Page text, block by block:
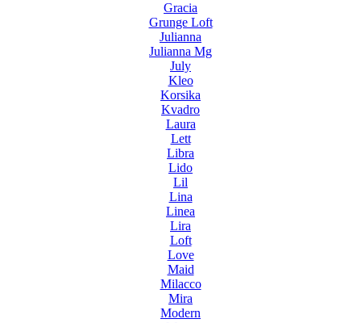
Gracia
Grunge Loft
Julianna
Julianna Mg
July
Kleo
Korsika
Kvadro
Laura
Lett
Libra
Lido
Lil
Lina
Linea
Lira
Loft
Love
Maid
Milacco
Mira
Modern